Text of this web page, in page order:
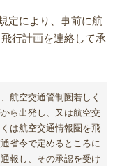
定により、事前に航
行計画を連絡して承
航空交通管制圏若しく
ら出発し、又は航空交
は航空交通情報圏を飛
省令で定めるところに
報し、その承認を受け